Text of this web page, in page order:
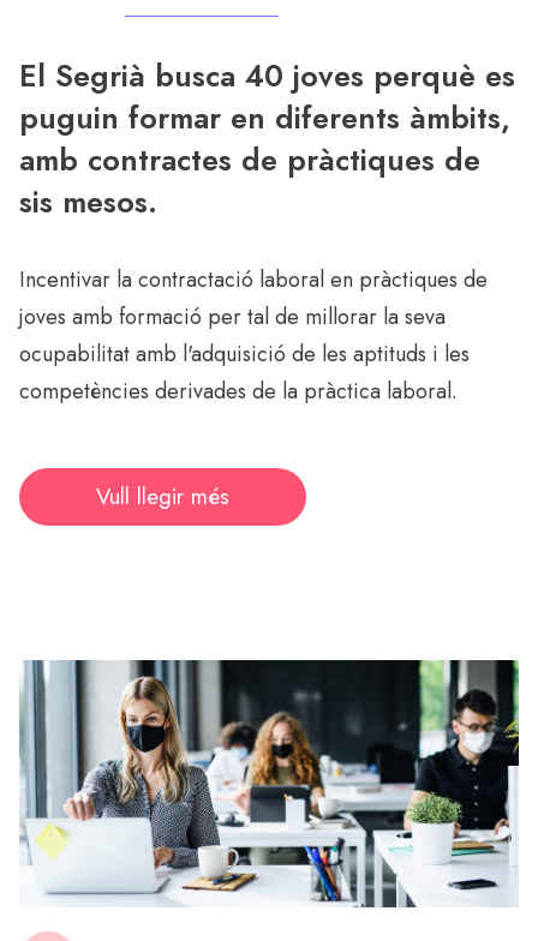
El Segrià busca 40 joves perquè es
puguin formar en diferents àmbits,
amb contractes de pràctiques de
sis mesos.
Incentivar la contractació laboral en pràctiques de
joves amb formació per tal de millorar la seva
ocupabilitat amb l'adquisició de les aptituds i les
competències derivades de la pràctica laboral.
Vull llegir més